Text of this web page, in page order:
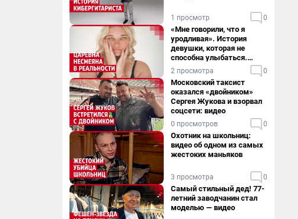
1 просмотр 0
«Мне говорили, что я
уродливая». История
девушки, которая не
способна улыбаться.
Видео
2 просмотра 0
Московский таксист
оказался «двойником»
Сергея Жукова и взорвал
соцсети: видео
0 просмотров 0
Охотник на школьниц:
видео об одном из самых
жестоких маньяков
3 просмотра 0
Самый стильный дед! 77-
летний заводчанин стал
моделью — видео